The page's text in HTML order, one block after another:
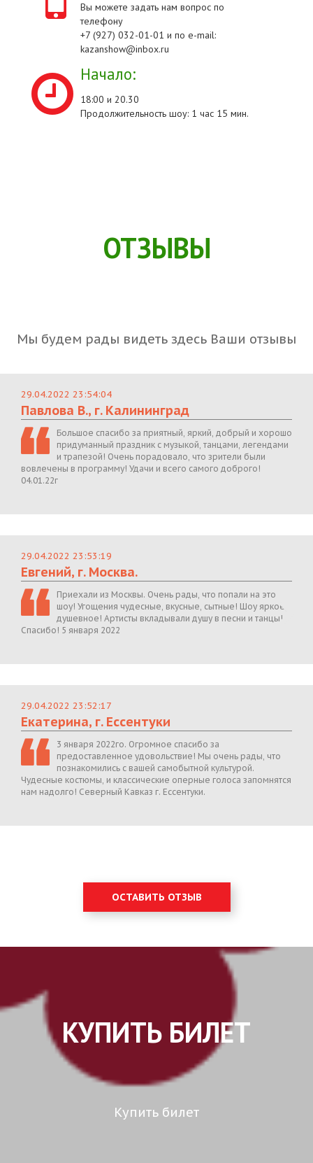
Вы можете задать нам вопрос по
телефону
+7 (927) 032-01-01 и по e-mail:
kazanshow@inbox.ru
Начало:
18:00 и 20.30
Продолжительность шоу: 1 час 15 мин.
ОТЗЫВЫ
Мы будем рады видеть здесь Ваши отзывы
29.04.2022 23:54:04
Павлова В., г. Калининград
Большое спасибо за приятный, яркий, добрый и хорошо
придуманный праздник с музыкой, танцами, легендами
и трапезой! Очень порадовало, что зрители были
вовлечены в программу! Удачи и всего самого доброго!
04.01.22г
29.04.2022 23:53:19
Евгений, г. Москва.
Приехали из Москвы. Очень рады, что попали на это
шоу! Угощения чудесные, вкусные, сытные! Шоу яркое,
душевное! Артисты вкладывали душу в песни и танцы!
Спасибо! 5 января 2022
29.04.2022 23:52:17
Екатерина, г. Ессентуки
3 января 2022го. Огромное спасибо за
предоставленное удовольствие! Мы очень рады, что
познакомились с вашей самобытной культурой.
Чудесные костюмы, и классические оперные голоса запомнятся
нам надолго! Северный Кавказ г. Ессентуки.
ОСТАВИТЬ ОТЗЫВ
КУПИТЬ БИЛЕТ
Купить билет